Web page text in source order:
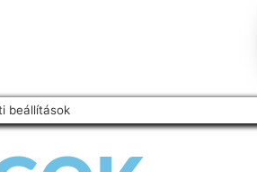
beállítások